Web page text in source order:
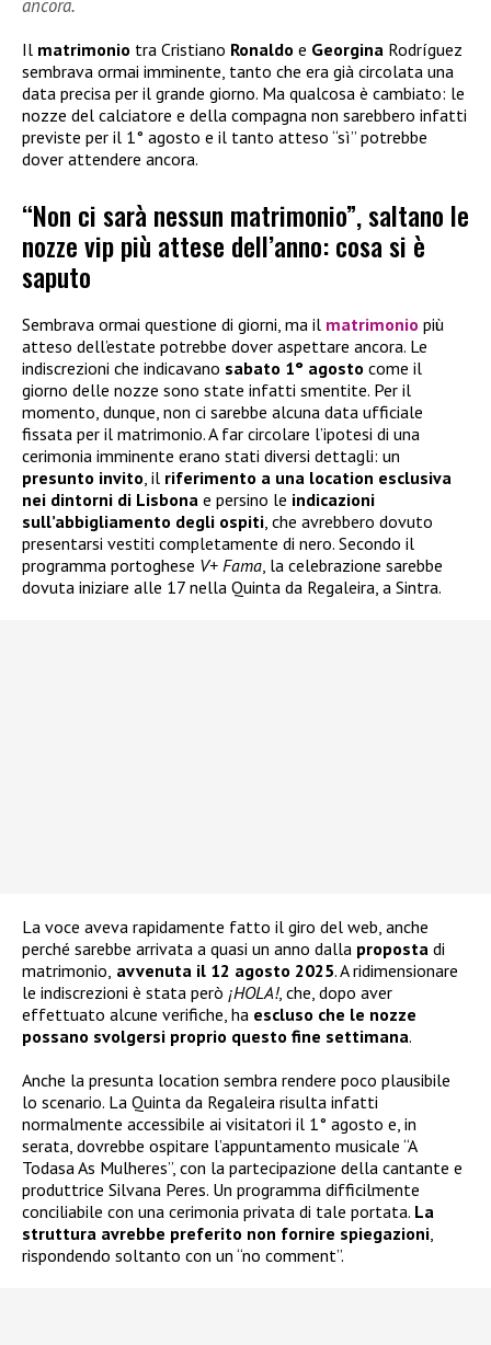
ancora.
Il matrimonio tra Cristiano Ronaldo e Georgina Rodríguez
sembrava ormai imminente, tanto che era già circolata una
data precisa per il grande giorno. Ma qualcosa è cambiato: le
nozze del calciatore e della compagna non sarebbero infatti
previste per il 1° agosto e il tanto atteso “sì” potrebbe
dover attendere ancora.
“Non ci sarà nessun matrimonio”, saltano le
nozze vip più attese dell’anno: cosa si è
saputo
Sembrava ormai questione di giorni, ma il matrimonio più
atteso dell’estate potrebbe dover aspettare ancora. Le
indiscrezioni che indicavano sabato 1° agosto come il
giorno delle nozze sono state infatti smentite. Per il
momento, dunque, non ci sarebbe alcuna data ufficiale
fissata per il matrimonio. A far circolare l’ipotesi di una
cerimonia imminente erano stati diversi dettagli: un
presunto invito , il riferimento a una location esclusiva
nei dintorni di Lisbona e persino le indicazioni
sull’abbigliamento degli ospiti , che avrebbero dovuto
presentarsi vestiti completamente di nero. Secondo il
programma portoghese V+ Fama , la celebrazione sarebbe
dovuta iniziare alle 17 nella Quinta da Regaleira, a Sintra.
La voce aveva rapidamente fatto il giro del web, anche
perché sarebbe arrivata a quasi un anno dalla proposta di
matrimonio, avvenuta il 12 agosto 2025. A ridimensionare
le indiscrezioni è stata però ¡HOLA!, che, dopo aver
effettuato alcune verifiche, ha escluso che le nozze
possano svolgersi proprio questo fine settimana.
Anche la presunta location sembra rendere poco plausibile
lo scenario. La Quinta da Regaleira risulta infatti
normalmente accessibile ai visitatori il 1° agosto e, in
serata, dovrebbe ospitare l’appuntamento musicale “A
Todasa As Mulheres”, con la partecipazione della cantante e
produttrice Silvana Peres. Un programma difficilmente
conciliabile con una cerimonia privata di tale portata. La
struttura avrebbe preferito non fornire spiegazioni
rispondendo soltanto con un “no comment”.